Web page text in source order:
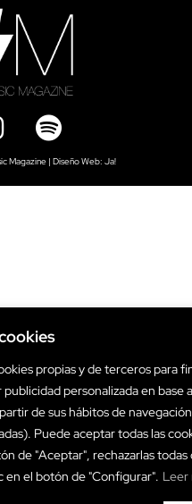
propias y de terceros para
publicidad personalizada en base
de sus hábitos de
Puede aceptar todas las
de "Aceptar", rechazarlas
en el botón de "Configurar". Leer
Magazine | Diseño Web: Ja!